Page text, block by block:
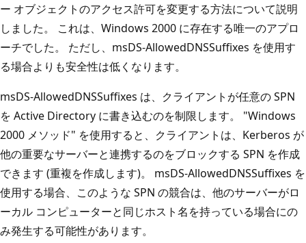
ー オブジェクトのアクセス許可を変更する方法について説明
しました。 これは、Windows 2000 に存在する唯一のアプロ
ーチでした。 ただし、msDS-AllowedDNSSuffixes を使用す
る場合よりも安全性は低くなります。
msDS-AllowedDNSSuffixes は、クライアントが任意の SPN
を Active Directory に書き込むのを制限します。 "Windows
2000 メソッド" を使用すると、クライアントは、Kerberos が
他の重要なサーバーと連携するのをブロックする SPN を作成
できます (重複を作成します)。 msDS-AllowedDNSSuffixes を
使用する場合、このような SPN の競合は、他のサーバーがロ
ーカル コンピューターと同じホスト名を持っている場合にの
み発生する可能性があります。